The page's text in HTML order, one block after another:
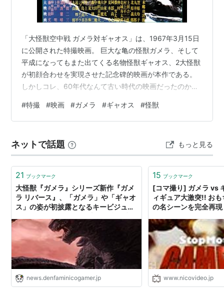
「大怪獣空中戦 ガメラ対ギャオス」は、1967年3月15日
に公開された特撮映画。 巨大な亀の怪獣ガメラ、そして
平成になってもまた出てくる名物怪獣ギャオス、2大怪獣
が初顔合わせを実現させた記念碑的映画が本作である。
しかしコレ、60年代なんて古い時代の映画だったのか。
峙したのだって大昔のことだが、それよりもずっと古い
1967年ってとんでもなく昔のことじゃないか。 なんかす
画界を盛り上げていたのか～。先人達には拍手と共に感
謝を。 本作がこの11月にYouTubeで無料公開された。タ
ダ見出来るならめっ…
#特撮 #映画 #ガメラ #ギャオス #怪獣
ネットで話題 もっと見る
21 ブックマーク
大怪獣『ガメラ』シリーズ新作『ガメ
ラ リバース』、「ガメラ」や「ギャオ
ス」の姿が初披露となるキービジュア
たちの「怪獣の夏」を描く
news.denfaminicogamer.jp
15 ブックマーク
[コマ撮り] ガメラ vs
ィギュア大激突!! お
の名シーンを完全再
www.nicovideo.jp